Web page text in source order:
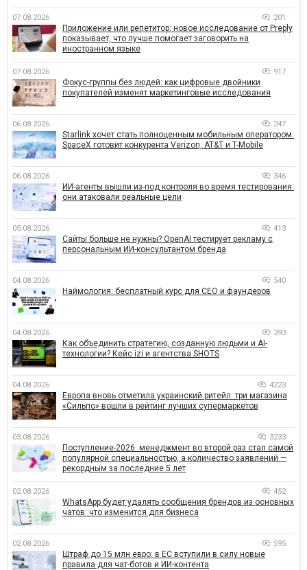
07.08.2026 201
Приложение или репетитор: новое исследование от Preply
показывает, что лучше помогает заговорить на
иностранном языке
07.08.2026 917
Фокус-группы без людей: как цифровые двойники
покупателей изменят маркетинговые исследования
06.08.2026 247
Starlink хочет стать полноценным мобильным оператором:
SpaceX готовит конкурента Verizon, AT&T и T-Mobile
06.08.2026 346
ИИ-агенты вышли из-под контроля во время тестирования:
они атаковали реальные цели
05.08.2026 413
Сайты больше не нужны? OpenAI тестирует рекламу с
персональным ИИ-консультантом бренда
04.08.2026 540
Наймология: бесплатный курс для CEO и фаундеров
04.08.2026 393
Как объединить стратегию, созданную людьми и AI-
технологии? Кейс izi и агентства SHOTS
04.08.2026 4223
Европа вновь отметила украинский ритейл: три магазина
«Сильпо» вошли в рейтинг лучших супермаркетов
03.08.2026 3233
Поступление-2026: менеджмент во второй раз стал самой
популярной специальностью, а количество заявлений —
рекордным за последние 5 лет
02.08.2026 452
WhatsApp будет удалять сообщения брендов из основных
чатов: что изменится для бизнеса
02.08.2026 595
Штраф до 15 млн евро: в ЕС вступили в силу новые
правила для чат-ботов и ИИ-контента